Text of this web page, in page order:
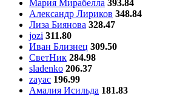
Мария Мирабелла 393.84
Александр Лириков 348.84
Лиза Биянова 328.47
jozi 311.80
Иван Близнец 309.50
СветНик 284.98
sladenko 206.37
zayac 196.99
Амалия Исильда 181.83